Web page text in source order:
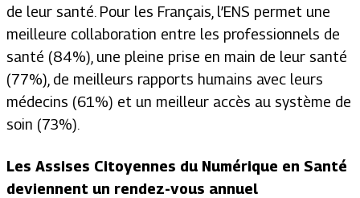
de leur santé. Pour les Français, l’ENS permet une
meilleure collaboration entre les professionnels de
santé (84%), une pleine prise en main de leur santé
(77%), de meilleurs rapports humains avec leurs
médecins (61%) et un meilleur accès au système de
soin (73%).
Les Assises Citoyennes du Numérique en Santé
deviennent un rendez-vous annuel